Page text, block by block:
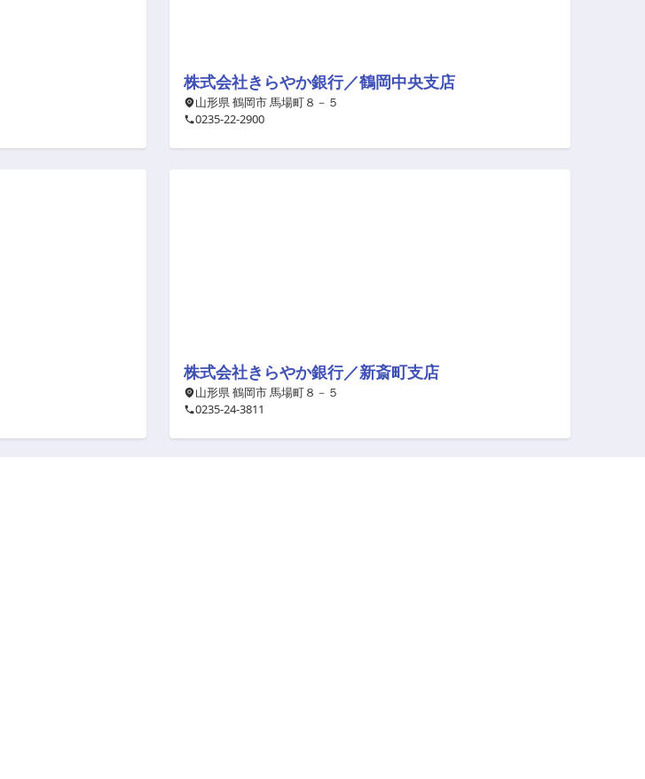
株式会社きらやか銀行／鶴岡中央支店
山形県 鶴岡市 馬場町８－５
0235-22-2900
株式会社きらやか銀行／新斎町支店
山形県 鶴岡市 馬場町８－５
0235-24-3811